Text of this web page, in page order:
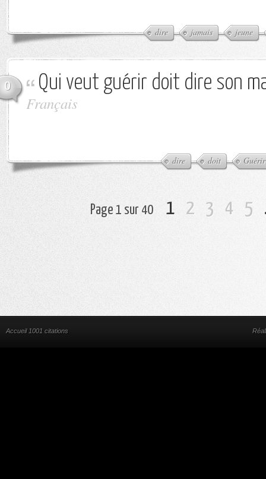
dire jamais jeune
0 Qui veut guérir doit dire son
Français
dire doit Guérir
Page 1 sur 40 1 2 3 4 5
Accueil 1001 citations